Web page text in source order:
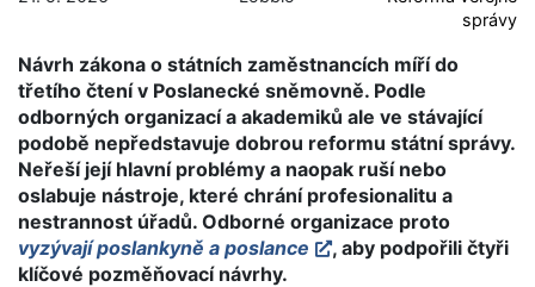
správy
Návrh zákona o státních zaměstnancích míří do
třetího čtení v Poslanecké sněmovně. Podle
odborných organizací a akademiků ale ve stávající
podobě nepředstavuje dobrou reformu státní správy.
Neřeší její hlavní problémy a naopak ruší nebo
oslabuje nástroje, které chrání profesionalitu a
nestrannost úřadů. Odborné organizace proto
vyzývají poslankyně a poslance
, aby podpořili čtyři
klíčové pozměňovací návrhy.